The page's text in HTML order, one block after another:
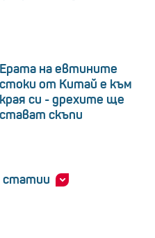
Ерата на евтините
стоки от Китай е към
края си - дрехите ще
стават скъпи
статии